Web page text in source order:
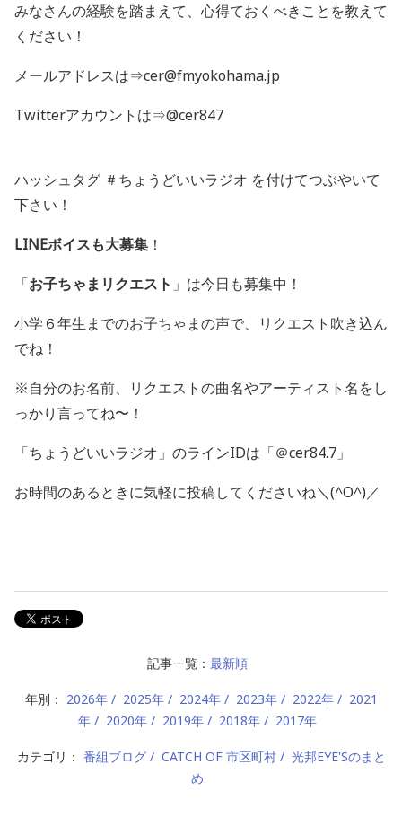
みなさんの経験を踏まえて、心得ておくべきことを教えて
ください！
メールアドレスは⇒cer@fmyokohama.jp
Twitterアカウントは⇒@cer847
ハッシュタグ ＃ちょうどいいラジオ を付けてつぶやいて
下さい！
LINEボイスも大募集 ！
「お子ちゃまリクエスト 」は今日も募集中！
小学６年生までのお子ちゃまの声で、リクエスト吹き込ん
でね！
※自分のお名前、リクエストの曲名やアーティスト名をし
っかり言ってね〜！
「ちょうどいいラジオ」のラインIDは「＠cer84.7」
お時間のあるときに気軽に投稿してくださいね＼(^O^)／
記事一覧： 最新順
年別： 2026年 2025年 2024年 2023年 2022年
2021
年
2020年 2019年 2018年 2017年
カテゴリ： 番組ブログ CATCH OF 市区町村
光邦EYE'Sのまと
め